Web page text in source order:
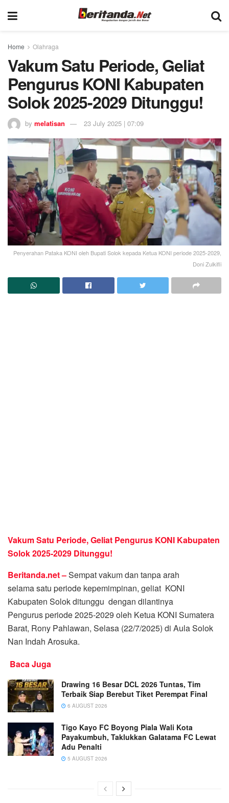
Home Olahraga
Vakum Satu Periode, Geliat
Pengurus KONI Kabupaten
Solok 2025-2029 Ditunggu!
by melatisan 23 July 2025 | 07:09
Penyerahan Pataka KONI oleh Bupati Solok kepada Ketua KONI periode 2025-2029,
Doni Zulkifli
Vakum Satu Periode, Geliat Pengurus KONI Kabupaten
Solok 2025-2029 Ditunggu!
Beritanda.net –Sempat vakum dan tanpa arah
selama satu periode kepemimpinan, geliat KONI
Kabupaten Solok ditunggu dengan dilantinya
Pengurus periode 2025-2029 oleh Ketua KONI Sumatera
Barat, Rony Pahlawan, Selasa (22/7/2025) di Aula Solok
Nan Indah Arosuka.
Baca Juga
Drawing 16 Besar DCL 2026 Tuntas, Tim
Terbaik Siap Berebut Tiket Perempat Final
6 AUGUST 2026
Tigo Kayo FC Boyong Piala Wali Kota
Payakumbuh, Taklukkan Galatama FC Lewat
Adu Penalti
5 AUGUST 2026